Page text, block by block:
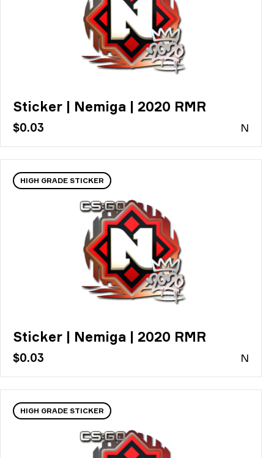
Sticker | Nemiga | 2020 RMR
$0.03 N
HIGH GRADE STICKER
Sticker | Nemiga | 2020 RMR
$0.03 N
HIGH GRADE STICKER